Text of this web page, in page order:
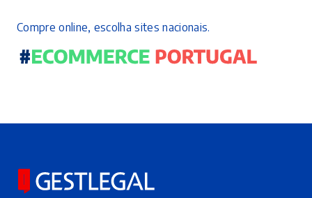
Compre online, escolha sites nacionais.